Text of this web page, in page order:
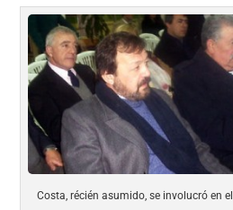
Costa, récién asumido, se involucró en el